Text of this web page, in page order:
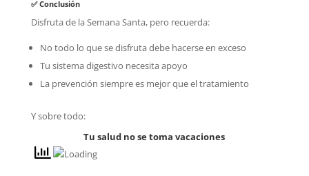
✅ Conclusión
Disfruta de la Semana Santa, pero recuerda:
No todo lo que se disfruta debe hacerse en exceso
Tu sistema digestivo necesita apoyo
La prevención siempre es mejor que el tratamiento
Y sobre todo:
Tu salud no se toma vacaciones